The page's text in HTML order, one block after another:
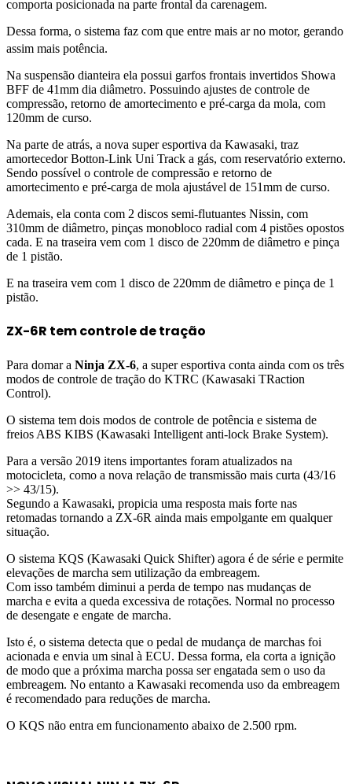
comporta posicionada na parte frontal da carenagem.
Dessa forma, o sistema faz com que entre mais ar no motor, gerando
assim mais potência.
Na suspensão dianteira ela possui garfos frontais invertidos Showa
BFF de 41mm dia diâmetro. Possuindo ajustes de controle de
compressão, retorno de amortecimento e pré-carga da mola, com
120mm de curso.
Na parte de atrás, a nova super esportiva da Kawasaki, traz
amortecedor Botton-Link Uni Track a gás, com reservatório externo.
Sendo possível o controle de compressão e retorno de
amortecimento e pré-carga de mola ajustável de 151mm de curso.
Ademais, ela conta com 2 discos semi-flutuantes Nissin, com
310mm de diâmetro, pinças monobloco radial com 4 pistões opostos
cada. E na traseira vem com 1 disco de 220mm de diâmetro e pinça
de 1 pistão.
E na traseira vem com 1 disco de 220mm de diâmetro e pinça de 1
pistão.
ZX-6R tem controle de tração
Para domar a Ninja ZX-6, a super esportiva conta ainda com os três
modos de controle de tração do KTRC (Kawasaki TRaction
Control).
O sistema tem dois modos de controle de potência e sistema de
freios ABS KIBS (Kawasaki Intelligent anti-lock Brake System).
Para a versão 2019 itens importantes foram atualizados na
motocicleta, como a nova relação de transmissão mais curta (43/16
>> 43/15).
Segundo a Kawasaki, propicia uma resposta mais forte nas
retomadas tornando a ZX-6R ainda mais empolgante em qualquer
situação.
O sistema KQS (Kawasaki Quick Shifter) agora é de série e permite
elevações de marcha sem utilização da embreagem.
Com isso também diminui a perda de tempo nas mudanças de
marcha e evita a queda excessiva de rotações. Normal no processo
de desengate e engate de marcha.
Isto é, o sistema detecta que o pedal de mudança de marchas foi
acionada e envia um sinal à ECU. Dessa forma, ela corta a ignição
de modo que a próxima marcha possa ser engatada sem o uso da
embreagem. No entanto a Kawasaki recomenda uso da embreagem
é recomendado para reduções de marcha.
O KQS não entra em funcionamento abaixo de 2.500 rpm.